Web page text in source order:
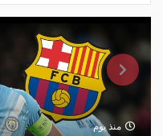
منذ يوم